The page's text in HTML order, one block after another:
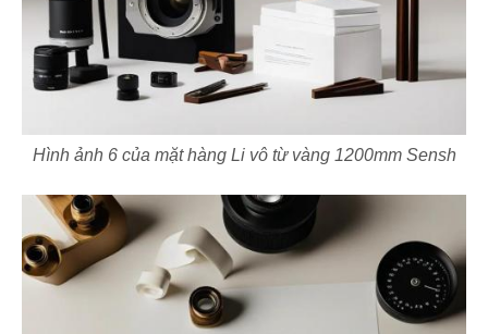
Hình ảnh 6 của mặt hàng Li vô từ vàng 1200mm Sensh